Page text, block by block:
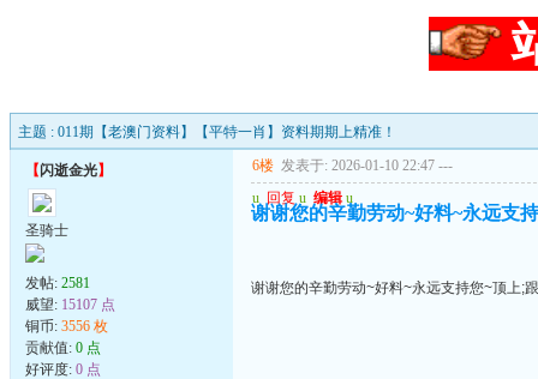
主题 : 011期【老澳门资料】【平特一肖】资料期期上精准！
【闪逝金光】
圣骑士
发帖: 2581
威望: 15107 点
铜币: 3556 枚
贡献值: 0 点
好评度: 0 点
6楼 发表于: 2026-01-10 22:47 ---
u 回复 u 编辑 u
谢谢您的辛勤劳动~好料~永远支
谢谢您的辛勤劳动~好料~永远支持您~顶上;